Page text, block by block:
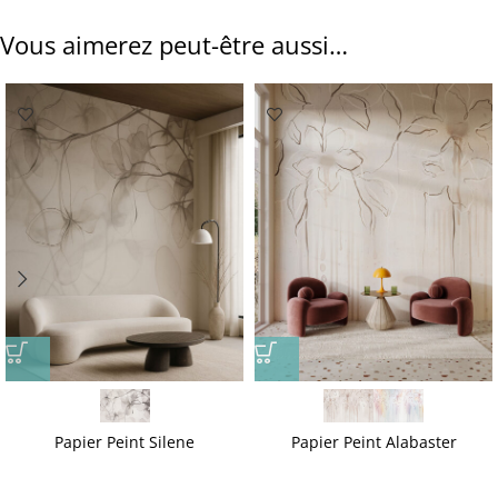
Vous aimerez peut-être aussi…
Papier Peint Silene Papier Peint Alabaster